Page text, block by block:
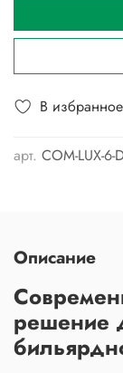
В избранное
арт. COM-LUX-6-
Описание
решение